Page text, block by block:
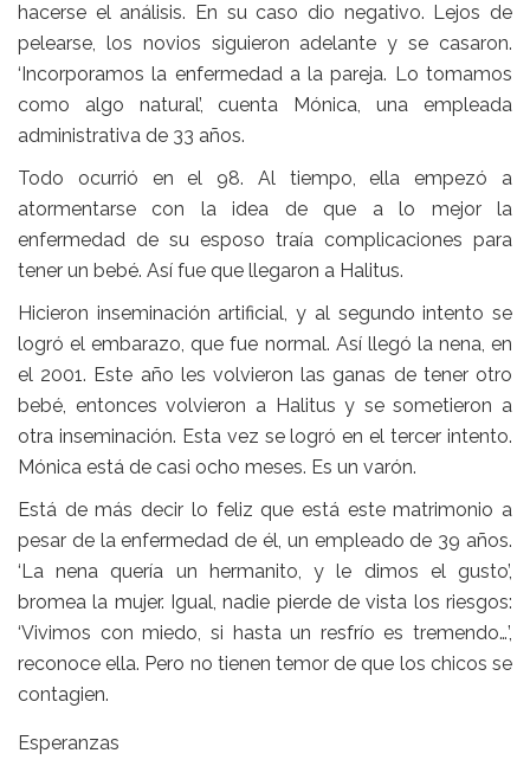
hacerse el análisis. En su caso dio negativo. Lejos de
pelearse, los novios siguieron adelante y se casaron.
‘Incorporamos la enfermedad a la pareja. Lo tomamos
como algo natural’, cuenta Mónica, una empleada
administrativa de 33 años.
Todo ocurrió en el 98. Al tiempo, ella empezó a
atormentarse con la idea de que a lo mejor la
enfermedad de su esposo traía complicaciones para
tener un bebé. Así fue que llegaron a Halitus.
Hicieron inseminación artificial, y al segundo intento se
logró el embarazo, que fue normal. Así llegó la nena, en
el 2001. Este año les volvieron las ganas de tener otro
bebé, entonces volvieron a Halitus y se sometieron a
otra inseminación. Esta vez se logró en el tercer intento.
Mónica está de casi ocho meses. Es un varón.
Está de más decir lo feliz que está este matrimonio a
pesar de la enfermedad de él, un empleado de 39 años.
‘La nena quería un hermanito, y le dimos el gusto’,
bromea la mujer. Igual, nadie pierde de vista los riesgos:
‘Vivimos con miedo, si hasta un resfrío es tremendo…’,
reconoce ella. Pero no tienen temor de que los chicos se
contagien.
Esperanzas